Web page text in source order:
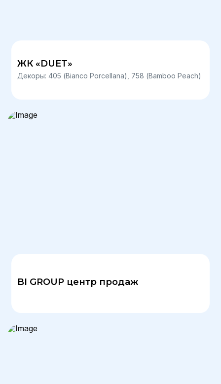
ЖК «DUET»
Декоры: 405 (Bianco Porcellana), 758 (Bamboo Peach)
BI GROUP центр продаж